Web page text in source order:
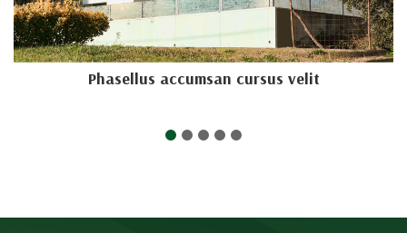
Phasellus accumsan cursus velit